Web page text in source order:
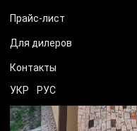
Прайс-лист
Для дилеров
Контакты
УКР РУС